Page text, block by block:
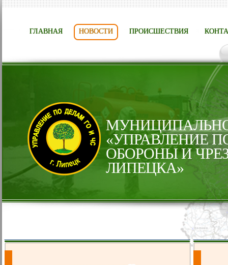
ГЛАВНАЯ НОВОСТИ ПРОИСШЕСТВИЯ
«УПРАВЛЕНИЕ
ОБОРОНЫ И
ЛИПЕЦКА»